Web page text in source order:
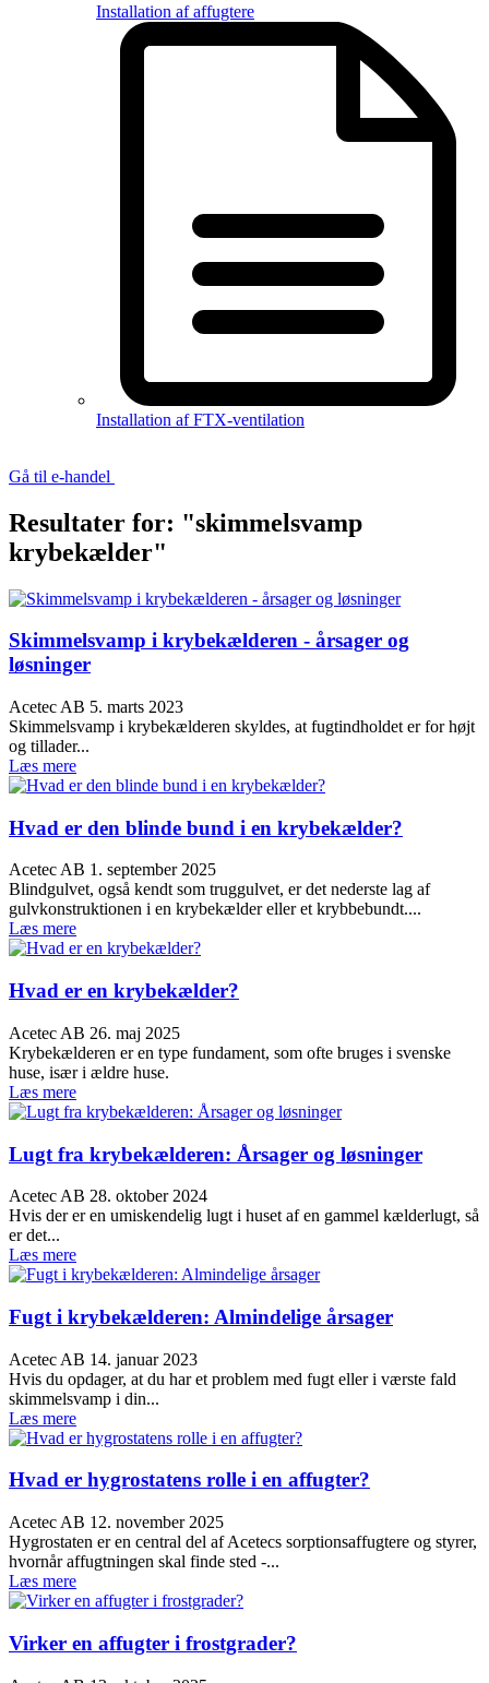
Installation af affugtere
Installation af FTX-ventilation
Gå til e-handel
Resultater for: "skimmelsvamp
krybekælder"
Skimmelsvamp i krybekælderen - årsager og
løsninger
Acetec AB 5. marts 2023
Skimmelsvamp i krybekælderen skyldes, at fugtindholdet er for højt
og tillader...
Læs mere
Hvad er den blinde bund i en krybekælder?
Acetec AB 1. september 2025
Blindgulvet, også kendt som truggulvet, er det nederste lag af
gulvkonstruktionen i en krybekælder eller et krybbebundt....
Læs mere
Hvad er en krybekælder?
Acetec AB 26. maj 2025
Krybekælderen er en type fundament, som ofte bruges i svenske
huse, især i ældre huse.
Læs mere
Lugt fra krybekælderen: Årsager og løsninger
Acetec AB 28. oktober 2024
Hvis der er en umiskendelig lugt i huset af en gammel kælderlugt, så
er det...
Læs mere
Fugt i krybekælderen: Almindelige årsager
Acetec AB 14. januar 2023
Hvis du opdager, at du har et problem med fugt eller i værste fald
skimmelsvamp i din...
Læs mere
Hvad er hygrostatens rolle i en affugter?
Acetec AB 12. november 2025
Hygrostaten er en central del af Acetecs sorptionsaffugtere og styrer,
hvornår affugtningen skal finde sted -...
Læs mere
Virker en affugter i frostgrader?